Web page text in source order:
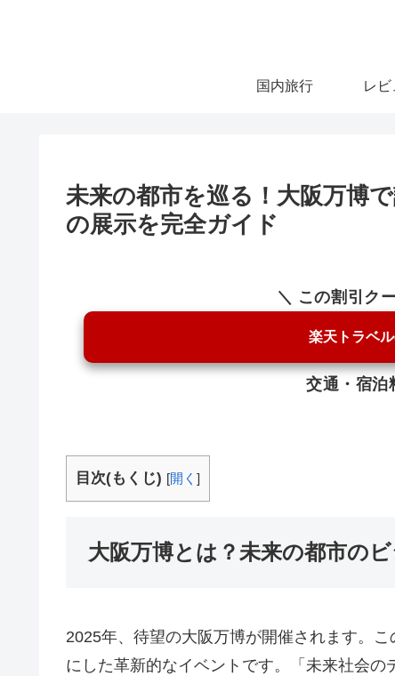
国内旅行 レ
未来の都市を巡る！大阪万博
の展示を完全ガイド
＼ この割引ク
楽天トラベ
交通・宿泊
目次(もくじ) [開く ]
大阪万博とは？未来の都市の
2025年、待望の大阪万博が開催されます。
にした革新的なイベントです。「未来社会